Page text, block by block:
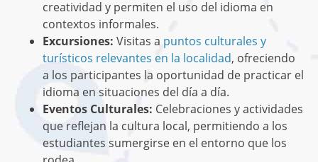
creatividad y permiten el uso del idioma en
contextos informales.
Excursiones: Visitas a puntos culturales y
turísticos relevantes en la localidad, ofreciendo
a los participantes la oportunidad de practicar el
idioma en situaciones del día a día.
Eventos Culturales: Celebraciones y actividades
que reflejan la cultura local, permitiendo a los
estudiantes sumergirse en el entorno que los